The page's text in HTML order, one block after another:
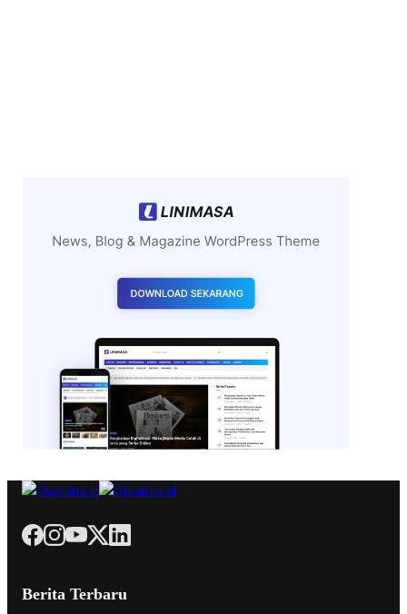
Berita Terbaru